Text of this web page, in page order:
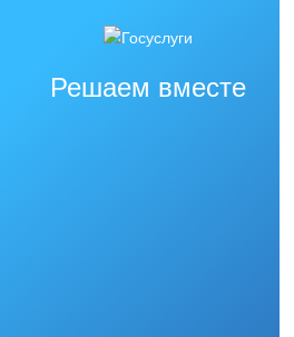
Решаем вместе